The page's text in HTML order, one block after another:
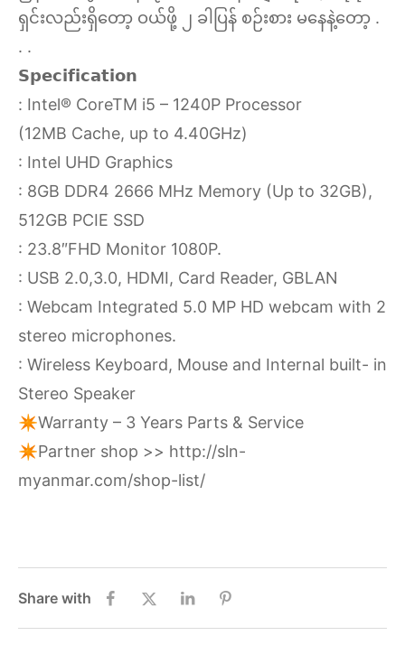
ရှင်းလည်းရှိတော့ ဝယ်ဖို့ ၂ ခါပြန် စဉ်းစား မနေနဲ့တော့ .
. .
𝗦𝗽𝗲𝗰𝗶𝗳𝗶𝗰𝗮𝘁𝗶𝗼𝗻
: Intel® CoreTM i5 – 1240P Processor
(12MB Cache, up to 4.40GHz)
: Intel UHD Graphics
: 8GB DDR4 2666 MHz Memory (Up to 32GB),
512GB PCIE SSD
: 23.8″FHD Monitor 1080P.
: USB 2.0,3.0, HDMI, Card Reader, GBLAN
: Webcam Integrated 5.0 MP HD webcam with 2
stereo microphones.
: Wireless Keyboard, Mouse and Internal built- in
Stereo Speaker
✴️Warranty – 3 Years Parts & Service
✴️Partner shop >> http://sln-
myanmar.com/shop-list/
Share with